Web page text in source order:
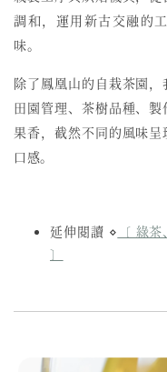
調和，運用新古交融的
味。
除了鳳凰山的自栽茶園
田園管理、茶樹品種、
果香，截然不同的風味
口感。
延伸閱讀 ⋄ 〔 綠
〕